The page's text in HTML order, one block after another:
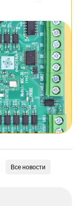
Все новости